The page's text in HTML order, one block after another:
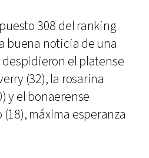
308 del ranking
buena noticia de una
el platense
(32), la rosarina
y el bonaerense
máxima esperanza